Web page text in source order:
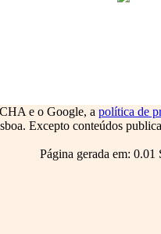
e o Google, a política de
Excepto conteúdos
Página gerada em: 0.01